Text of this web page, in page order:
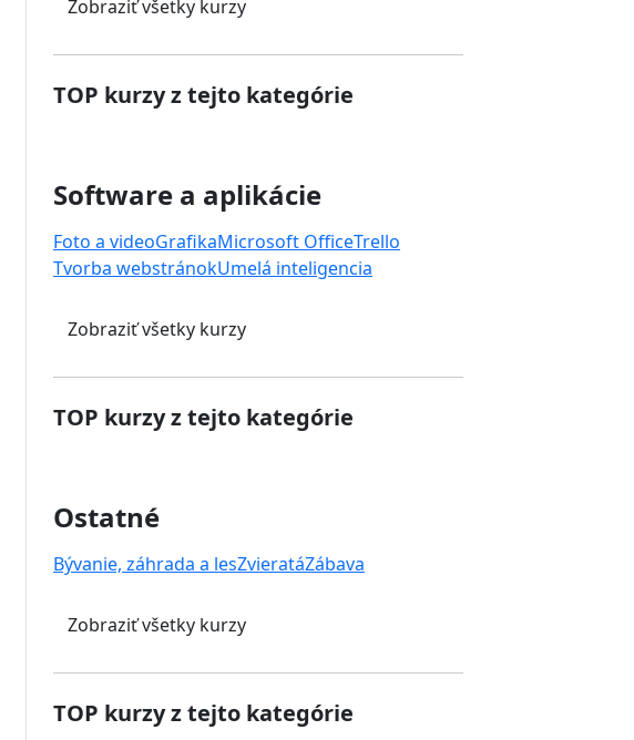
Zobraziť všetky kurzy
TOP kurzy z tejto kategórie
Software a aplikácie
Foto a videoGrafikaMicrosoft OfficeTrello
Tvorba webstránokUmelá inteligencia
Zobraziť všetky kurzy
TOP kurzy z tejto kategórie
Ostatné
Bývanie, záhrada a lesZvieratáZábava
Zobraziť všetky kurzy
TOP kurzy z tejto kategórie